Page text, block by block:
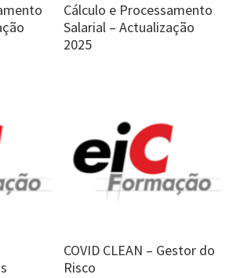
Cálculo e Processamento
Salarial – Actualização
2025
COVID CLEAN – Gestor do
Risco